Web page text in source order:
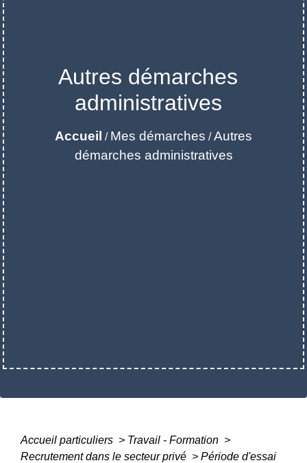
Autres démarches
administratives
Accueil / Mes démarches /Autres
démarches administratives
Accueil particuliers > Travail - Formation >
Recrutement dans le secteur privé > Période d'essai